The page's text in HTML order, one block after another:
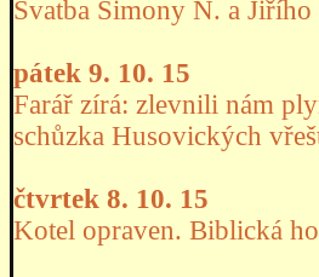
Svatba Simony N. a Jiřího
pátek 9. 10. 15
Farář zírá: zlevnili nám
schůzka Husovických
čtvrtek 8. 10. 15
Kotel opraven. Biblická